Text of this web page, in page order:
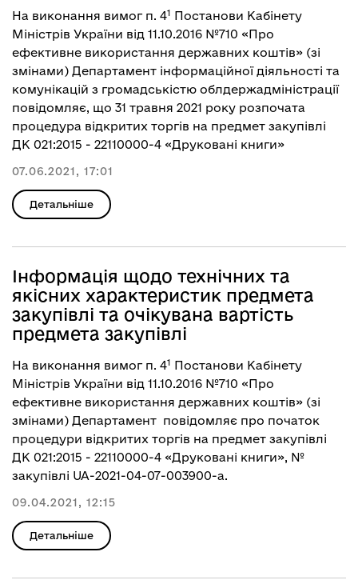
На виконання вимог п. 41 Постанови Кабінету
Міністрів України від 11.10.2016 №710 «Про
ефективне використання державних коштів» (зі
змінами) Департамент інформаційної діяльності та
комунікацій з громадськістю облдержадміністрації
повідомляє, що 31 травня 2021 року розпочата
процедура відкритих торгів на предмет закупівлі
ДК 021:2015 - 22110000-4 «Друковані книги»
07.06.2021, 17:01
Детальніше
Інформація щодо технічних та
якісних характеристик предмета
закупівлі та очікувана вартість
предмета закупівлі
На виконання вимог п. 41 Постанови Кабінету
Міністрів України від 11.10.2016 №710 «Про
ефективне використання державних коштів» (зі
змінами) Департамент повідомляє про початок
процедури відкритих торгів на предмет закупівлі
ДК 021:2015 - 22110000-4 «Друковані книги», №
закупівлі UA-2021-04-07-003900-a.
09.04.2021, 12:15
Детальніше